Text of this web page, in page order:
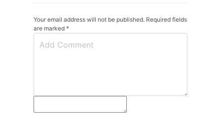
Your email address will not be published. Required fields
are marked *